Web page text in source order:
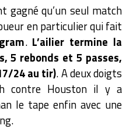
gagné qu’un seul match
en particulier qui fait
. L’ailier termine la
5 rebonds et 5 passes,
24 au tir). A deux doigts
contre Houston il y a
le tape enfin avec une